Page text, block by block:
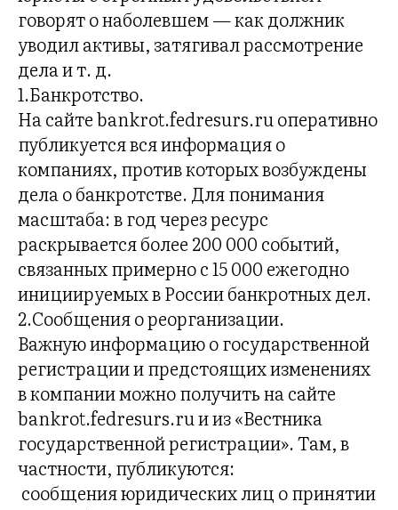
говорят о наболевшем — как должник
уводил активы, затягивал рассмотрение
дела и т. д.
1.Банкротство.
На сайте bankrot.fedresurs.ru оперативно
публикуется вся информация о
компаниях, против которых возбуждены
дела о банкротстве. Для понимания
масштаба: в год через ресурс
раскрывается более 200 000 событий,
связанных примерно с 15 000 ежегодно
инициируемых в России банкротных дел.
2.Сообщения о реорганизации.
Важную информацию о государственной
регистрации и предстоящих изменениях
в компании можно получить на сайте
bankrot.fedresurs.ru и из «Вестника
государственной регистрации». Там, в
частности, публикуются:
 сообщения юридических лиц о принятии